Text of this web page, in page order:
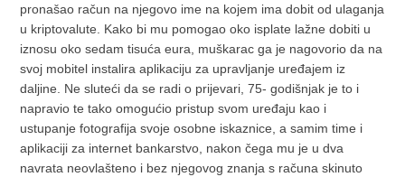
pronašao račun na njegovo ime na kojem ima dobit od ulaganja
u kriptovalute. Kako bi mu pomogao oko isplate lažne dobiti u
iznosu oko sedam tisuća eura, muškarac ga je nagovorio da na
svoj mobitel instalira aplikaciju za upravljanje uređajem iz
daljine. Ne sluteći da se radi o prijevari, 75- godišnjak je to i
napravio te tako omogućio pristup svom uređaju kao i
ustupanje fotografija svoje osobne iskaznice, a samim time i
aplikaciji za internet bankarstvo, nakon čega mu je u dva
navrata neovlašteno i bez njegovog znanja s računa skinuto